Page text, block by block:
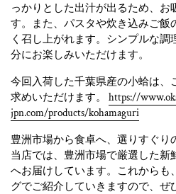
っかりとした出汁が出るため、お
す。また、パスタや炊き込みご飯
く召し上がれます。シンプルな
分にお楽しみいただけます。
今回入荷した千葉県産の小蛤は、
求めいただけます。 https://
jpn.com/products/kohamaguri
豊洲市場から食卓へ、選りすぐり
当店では、豊洲市場で厳選した新
へお届けしています。これからも
グでご紹介していきますので、ぜ